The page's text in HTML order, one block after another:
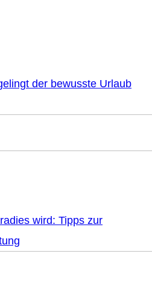
der bewusste Urlaub
wird: Tipps zur